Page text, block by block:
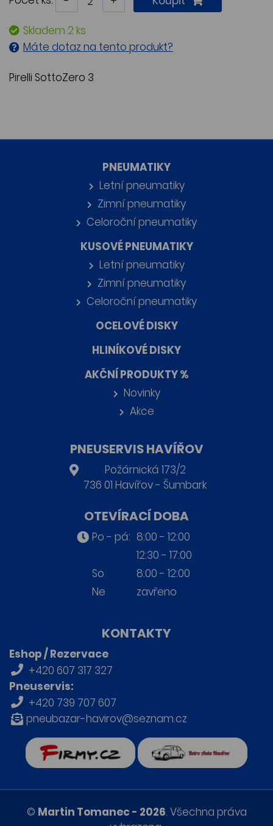
Skladem 2 ks
Máte dotaz na tento produkt?
Pirelli SottoZero 3
PNEUMATIKY
Letní pneumatiky
Zimní pneumatiky
Celoroční pneumatiky
KUSOVÉ PNEUMATIKY
Letní pneumatiky
Zimní pneumatiky
Celoroční pneumatiky
OCELOVÉ DISKY
HLINÍKOVÉ DISKY
AKČNÍ PRODUKTY %
Novinky
Akce
PNEUSERVIS HAVÍŘOV
Požárnická 173/2
736 01 Havířov - Šumbark
OTEVÍRACÍ DOBA
Po - pá: 8:00 - 12:00
12:30 - 17:00
So
8:00 - 12:00
Ne
zavřeno
KONTAKTY
Eshop / Rezervace
+420 607 317 327
Pneuservis:
+420 739 707 607
pneubazar-havirov@seznam.cz
Retro auta Havířov
© Martin Tomanec - 2026. Všechna práva